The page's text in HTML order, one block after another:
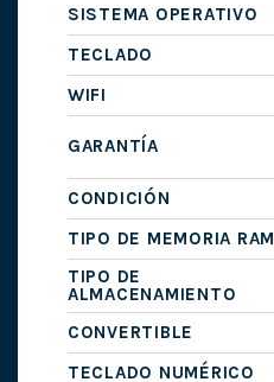
SISTEMA OPERATIVO
TECLADO
WIFI
GARANTÍA
CONDICIÓN
TIPO DE MEMORIA RAM
TIPO DE
ALMACENAMIENTO
CONVERTIBLE
TECLADO NUMÉRICO